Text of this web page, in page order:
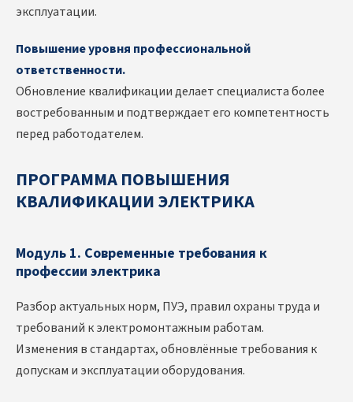
эксплуатации.
Повышение уровня профессиональной
ответственности.
Обновление квалификации делает специалиста более
востребованным и подтверждает его компетентность
перед работодателем.
ПРОГРАММА ПОВЫШЕНИЯ
КВАЛИФИКАЦИИ ЭЛЕКТРИКА
Модуль 1. Современные требования к
профессии электрика
Разбор актуальных норм, ПУЭ, правил охраны труда и
требований к электромонтажным работам.
Изменения в стандартах, обновлённые требования к
допускам и эксплуатации оборудования.